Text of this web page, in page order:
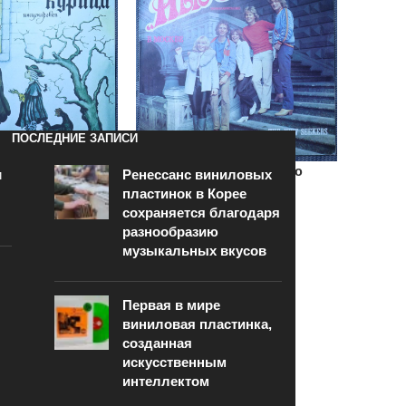
– Черная
Нью Сикерс – ВИА “Нью
Сикерс” в Москве
400₽
В КОРЗИНУ
ПОСЛЕДНИЕ ЗАПИСИ
Ренессанс виниловых
пластинок в Корее
сохраняется благодаря
разнообразию
музыкальных вкусов
Первая в мире
виниловая пластинка,
созданная
искусственным
интеллектом